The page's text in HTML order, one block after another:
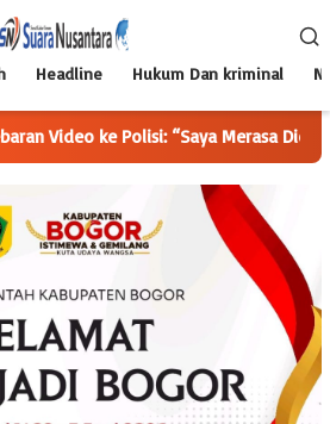
Headline Hukum Dan kriminal
“Saya Merasa Dicemarkan